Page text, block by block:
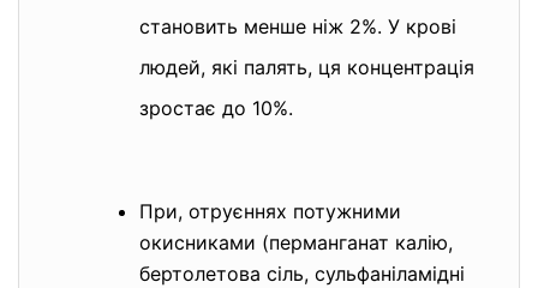
становить менше ніж 2%. У крові
людей, які палять, ця концентрація
зростає до 10%.
При, отруєннях потужними
окисниками (перманганат калію,
бертолетова сіль, сульфаніламідні